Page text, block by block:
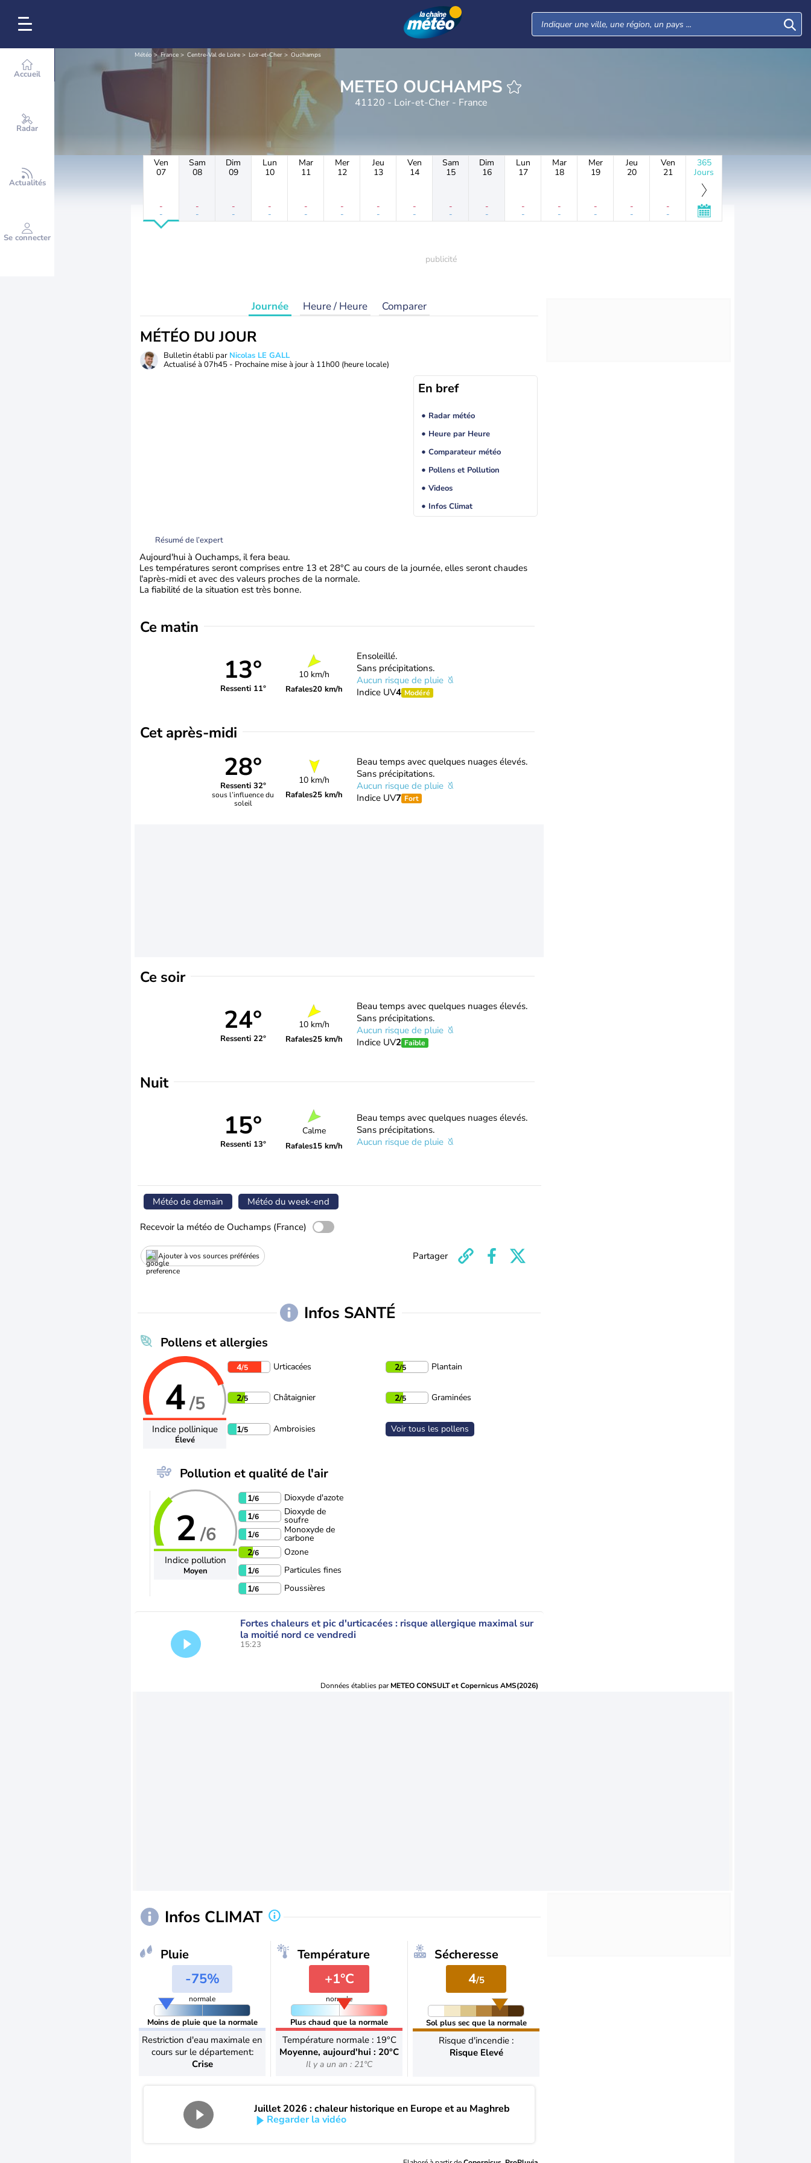
Accueil
Radar
Actualités
Se connecter
Météo France Centre-Val de Loire Loir-et-Cher Ouchamps
METEO OUCHAMPS
41120 - Loir-et-Cher - France
Ven
07
-
-
Sam
08
-
-
Dim
09
-
-
Lun
10
-
-
Mar
11
-
-
Mer
12
-
-
Jeu
13
-
-
Ven
14
-
-
Sam
15
-
-
Dim
16
-
-
Lun
17
-
-
Mar
18
-
-
Mer
19
-
-
Jeu
20
-
-
Ven
21
-
-
365
Jours
Journée Heure / Heure Comparer
MÉTÉO DU JOUR
Bulletin établi par Nicolas LE GALL
Actualisé à 07h45 - Prochaine mise à jour à 11h00 (heure locale)
En bref
Radar météo
Heure par Heure
Comparateur météo
Pollens et Pollution
Videos
Infos Climat
Résumé de l’expert
Aujourd'hui à Ouchamps, il fera beau.
Les températures seront comprises entre 13 et 28°C au cours de la journée, elles seront chaudes
l'après-midi et avec des valeurs proches de la normale.
La fiabilité de la situation est très bonne.
Ce matin
13°
Ressenti 11°
10 km/h
Rafales20 km/h
Ensoleillé.
Sans précipitations.
Aucun risque de pluie
Indice UV4 Modéré
Cet après-midi
28°
Ressenti 32°
sous l’influence du
soleil
10 km/h
Rafales25 km/h
Beau temps avec quelques nuages élevés.
Sans précipitations.
Aucun risque de pluie
Indice UV7 Fort
Ce soir
24°
Ressenti 22°
10 km/h
Rafales25 km/h
Beau temps avec quelques nuages élevés.
Sans précipitations.
Aucun risque de pluie
Indice UV2 Faible
Nuit
15°
Ressenti 13°
Calme
Rafales15 km/h
Beau temps avec quelques nuages élevés.
Sans précipitations.
Aucun risque de pluie
Météo de demain Météo du week-end
Recevoir la météo de Ouchamps (France)
Ajouter à vos sources préférées Partager
Infos SANTÉ
Pollens et allergies
4/5
Indice pollinique
Élevé
4/5 Urticacées 2/5 Plantain
2/5 Châtaignier 2/5 Graminées
1/5 Ambroisies Voir tous les pollens
Pollution et qualité de l'air
2 /6
Indice pollution
Moyen
1/6
Dioxyde d'azote
1/6 Dioxyde de
soufre
1/6 Monoxyde de
carbone
2/6
Ozone
1/6
Particules fines
1/6 Poussières
Fortes chaleurs et pic d'urticacées : risque allergique maximal sur
la moitié nord ce vendredi
15:23
Données établies parMETEO CONSULT et Copernicus AMS(2026)
Infos CLIMAT
Pluie
-75%
normale
Moins de pluie que la normale
Restriction d'eau maximale en
cours sur le département:
Crise
Température
+1°C
normale
Plus chaud que la normale
Température normale : 19°C
Moyenne, aujourd'hui : 20°C
Il y a un an : 21°C
Sécheresse
4/5
Sol plus sec que la normale
Risque d'incendie :
Risque Elevé
Juillet 2026 : chaleur historique en Europe et au Maghreb
Regarder la vidéo